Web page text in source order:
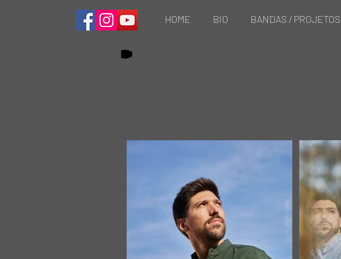
HOME BIO BANDAS / PROJETOS